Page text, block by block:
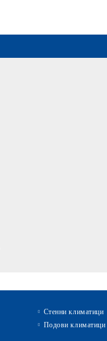
Стенни климатици
Подови климатици